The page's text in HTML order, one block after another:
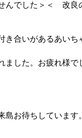
んでした＞＜ 改良
合いがあるあいち
ました。お疲れ様で
お待ちしています。